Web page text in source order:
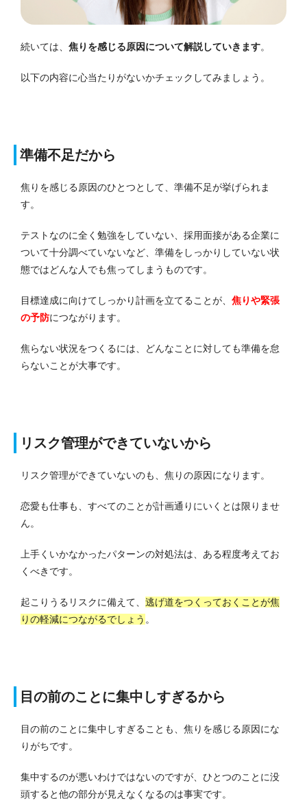
続いては、 焦りを感じる原因について解説していきます。
以下の内容に心当たりがないかチェックしてみましょう。
準備不足だから
焦りを感じる原因のひとつとして、準備不足が挙げられま
す。
テストなのに全く勉強をしていない、採用面接がある企業に
ついて十分調べていないなど、準備をしっかりしていない状
態ではどんな人でも焦ってしまうものです。
目標達成に向けてしっかり計画を立てることが、 焦りや緊張
の予防につながります。
焦らない状況をつくるには、どんなことに対しても準備を怠
らないことが大事です。
リスク管理ができていないから
リスク管理ができていないのも、焦りの原因になります。
恋愛も仕事も、すべてのことが計画通りにいくとは限りませ
ん。
上手くいかなかったパターンの対処法は、ある程度考えてお
くべきです。
起こりうるリスクに備えて、 逃げ道をつくっておくことが焦
りの軽減につながるでしょう 。
目の前のことに集中しすぎるから
目の前のことに集中しすぎることも、焦りを感じる原因にな
りがちです。
集中するのが悪いわけではないのですが、ひとつのことに没
頭すると他の部分が見えなくなるのは事実です。